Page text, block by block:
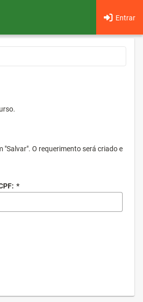
Entrar
"Salvar". O requerimento será criado e
*